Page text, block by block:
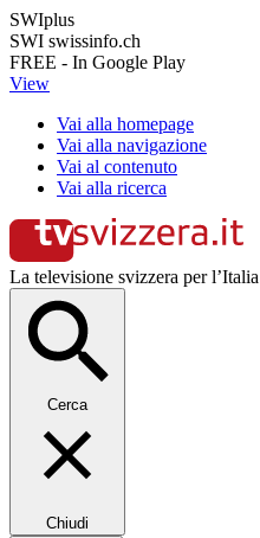
SWIplus
SWI swissinfo.ch
FREE - In Google Play
View
Vai alla homepage
Vai alla navigazione
Vai al contenuto
Vai alla ricerca
La televisione svizzera per l’Italia
Cerca
Chiudi